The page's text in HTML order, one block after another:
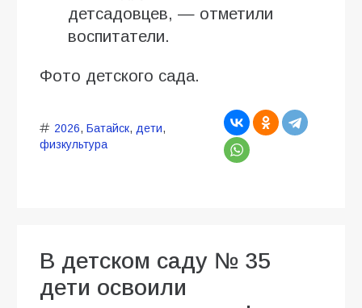
детсадовцев, — отметили
воспитатели.
Фото детского сада.
2026, Батайск, дети,
физкультура
В детском саду № 35
дети освоили